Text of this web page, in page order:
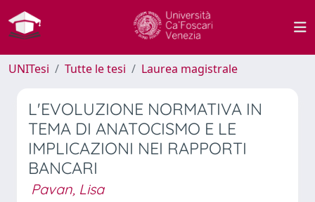
UNITesi Tutte le tesi Laurea magistrale
L'EVOLUZIONE NORMATIVA IN
TEMA DI ANATOCISMO E LE
IMPLICAZIONI NEI RAPPORTI
BANCARI
Pavan, Lisa